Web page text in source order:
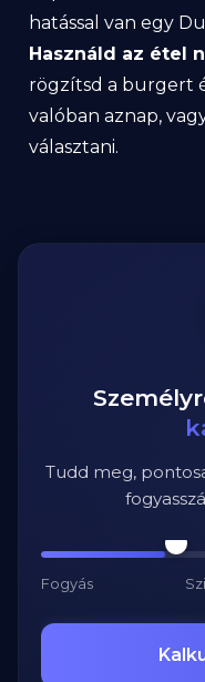
hatással van egy
Használd az étel
rögzítsd a burgert
valóban aznap,
választani.
Tudd meg,
Fogyás